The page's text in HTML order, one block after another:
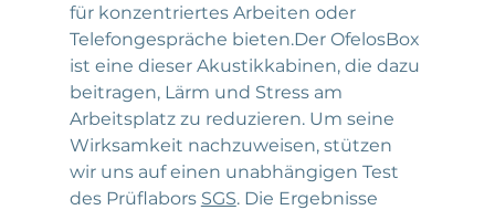
für konzentriertes Arbeiten oder
Telefongespräche bieten.Der OfelosBox
ist eine dieser Akustikkabinen, die dazu
beitragen, Lärm und Stress am
Arbeitsplatz zu reduzieren. Um seine
Wirksamkeit nachzuweisen, stützen
wir uns auf einen unabhängigen Test
des Prüflabors SGS. Die Ergebnisse